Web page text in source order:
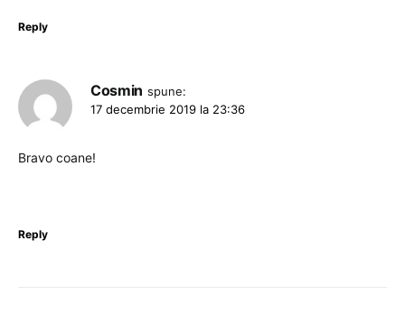
Reply
Cosmin spune:
17 decembrie 2019 la 23:36
Bravo coane!
Reply